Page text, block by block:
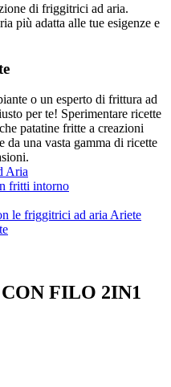
di friggitrici ad aria.
più adatta alle tue esigenze e
o un esperto di frittura ad
per te! Sperimentare ricette
patatine fritte a creazioni
da una vasta gamma di ricette
Aria
FILO 2IN1